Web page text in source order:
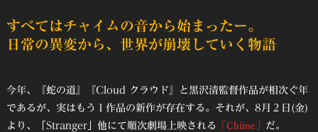
すべてはチャイムの音から始まったー。
日常の異変から、世界が崩壊していく物語
今年、『蛇の道』『Cloud クラウド』と黒沢清監督作品が相次ぐ年
であるが、実はもう１作品の新作が存在する。それが、8月２日(金)
より、「Stranger」他にて順次劇場上映される
「Chime」 だ。